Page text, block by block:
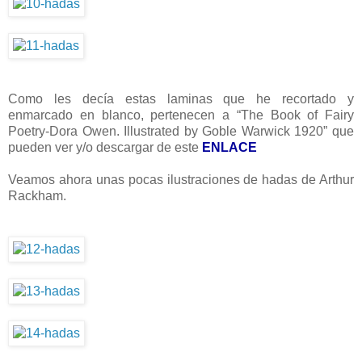
Como les decía estas laminas que he recortado y
enmarcado en blanco, pertenecen a “The Book of Fairy
Poetry-Dora Owen. Illustrated by Goble Warwick 1920” que
pueden ver y/o descargar de este ENLACE
Veamos ahora unas pocas ilustraciones de hadas de Arthur
Rackham.